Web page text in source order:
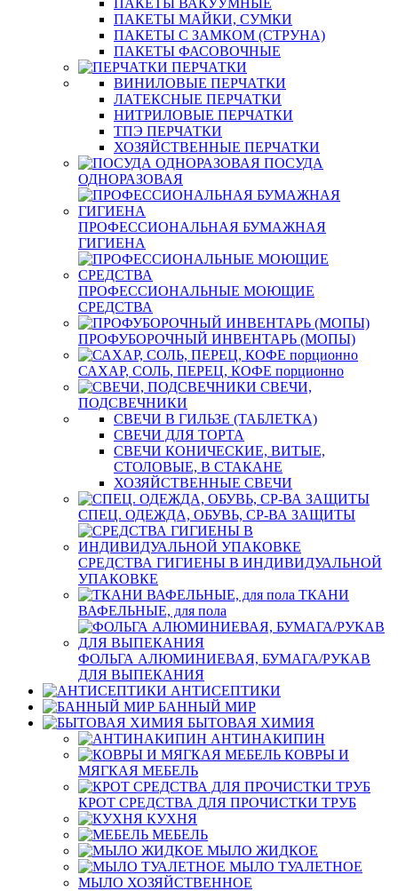
ПАКЕТЫ ВАКУУМНЫЕ
ПАКЕТЫ МАЙКИ, СУМКИ
ПАКЕТЫ С ЗАМКОМ (СТРУНА)
ПАКЕТЫ ФАСОВОЧНЫЕ
ПЕРЧАТКИ
ВИНИЛОВЫЕ ПЕРЧАТКИ
ЛАТЕКСНЫЕ ПЕРЧАТКИ
НИТРИЛОВЫЕ ПЕРЧАТКИ
ТПЭ ПЕРЧАТКИ
ХОЗЯЙСТВЕННЫЕ ПЕРЧАТКИ
ПОСУДА
ОДНОРАЗОВАЯ
ПРОФЕССИОНАЛЬНАЯ БУМАЖНАЯ
ГИГИЕНА
ПРОФЕССИОНАЛЬНЫЕ МОЮЩИЕ
СРЕДСТВА
ПРОФУБОРОЧНЫЙ ИНВЕНТАРЬ (МОПЫ)
САХАР, СОЛЬ, ПЕРЕЦ, КОФЕ порционно
СВЕЧИ,
ПОДСВЕЧНИКИ
СВЕЧИ В ГИЛЬЗЕ (ТАБЛЕТКА)
СВЕЧИ ДЛЯ ТОРТА
СВЕЧИ КОНИЧЕСКИЕ, ВИТЫЕ,
СТОЛОВЫЕ, В СТАКАНЕ
ХОЗЯЙСТВЕННЫЕ СВЕЧИ
СПЕЦ. ОДЕЖДА, ОБУВЬ, СР-ВА ЗАЩИТЫ
СРЕДСТВА ГИГИЕНЫ В ИНДИВИДУАЛЬНОЙ
УПАКОВКЕ
ТКАНИ
ВАФЕЛЬНЫЕ, для пола
ФОЛЬГА АЛЮМИНИЕВАЯ, БУМАГА/РУКАВ
ДЛЯ ВЫПЕКАНИЯ
АНТИСЕПТИКИ
БАННЫЙ МИР
БЫТОВАЯ ХИМИЯ
АНТИНАКИПИН
КОВРЫ И
МЯГКАЯ МЕБЕЛЬ
КРОТ СРЕДСТВА ДЛЯ ПРОЧИСТКИ ТРУБ
КУХНЯ
МЕБЕЛЬ
МЫЛО ЖИДКОЕ
МЫЛО ТУАЛЕТНОЕ
МЫЛО ХОЗЯЙСТВЕННОЕ